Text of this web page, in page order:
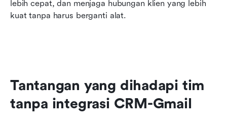
lebih cepat, dan menjaga hubungan klien yang lebih
kuat tanpa harus berganti alat.
Tantangan yang dihadapi tim
tanpa integrasi CRM-Gmail